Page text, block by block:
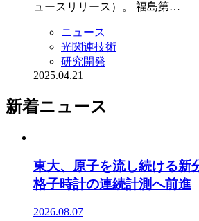
ュースリリース）。 福島第…
ニュース
光関連技術
研究開発
2025.04.21
新着ニュース
東大、原子を流し続ける
格子時計の連続計測へ前進
2026.08.07